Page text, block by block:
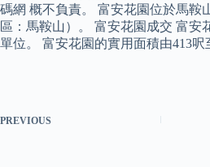
碼網 概不負責。 富安花園位於馬鞍
區：馬鞍山）。 富安花園成交 富安
單位。 富安花園的實用面積由413呎
PREVIOUS